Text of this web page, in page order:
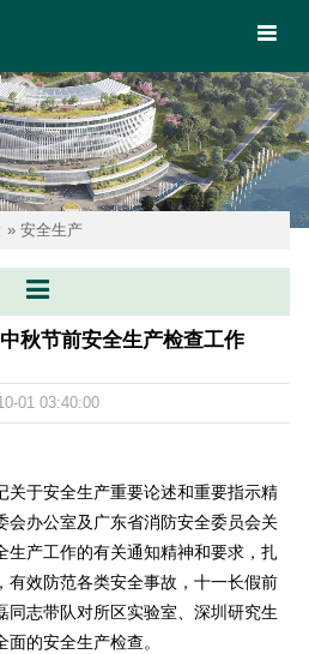
» 安全生产
秋节前安全生产检查工作
01 03:40:00
关于安全生产重要论述和重要指示精
会办公室及广东省消防安全委员会关
生产工作的有关通知精神和要求，扎
有效防范各类安全事故，十一长假前
同志带队对所区实验室、深圳研究生
的安全生产检查。